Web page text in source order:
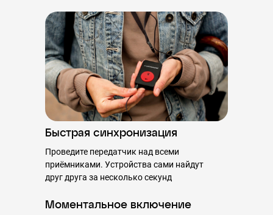
Быстрая синхронизация
Проведите передатчик над всеми
приёмниками. Устройства сами найдут
друг друга за несколько секунд
Моментальное включение